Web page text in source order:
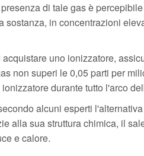
di tale gas è
sostanza, in concentrazioni
uno ionizzatore,
non superi le 0,05 parti per
durante tutto l'arco
alcuni esperti
alla sua struttura chimica, il
e calore.